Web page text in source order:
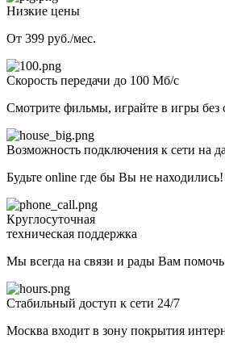
Низкие цены
От 399 руб./мес.
Скорость передачи до 100 Мб/с
Смотрите фильмы, играйте в игры без
Возможность подключения к сети на
Будьте online где бы Вы не находились!
Круглосуточная
техническая поддержка
Мы всегда на связи и рады Вам
Стабильный доступ к сети 24/7
Москва входит в зону покрытия